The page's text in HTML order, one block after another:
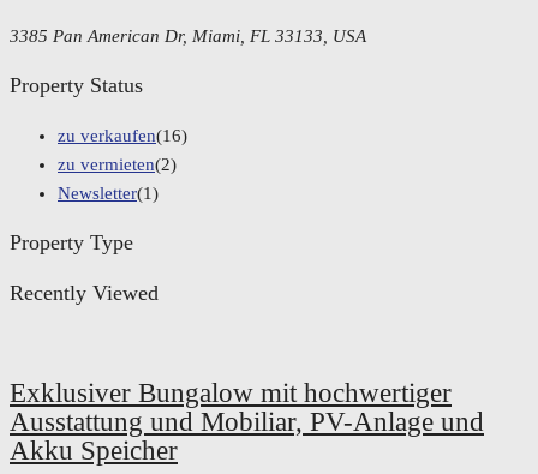
3385 Pan American Dr, Miami, FL 33133, USA
Property Status
zu verkaufen(16)
zu vermieten(2)
Newsletter(1)
Property Type
Recently Viewed
Exklusiver Bungalow mit hochwertiger
Ausstattung und Mobiliar, PV-Anlage und
Akku Speicher